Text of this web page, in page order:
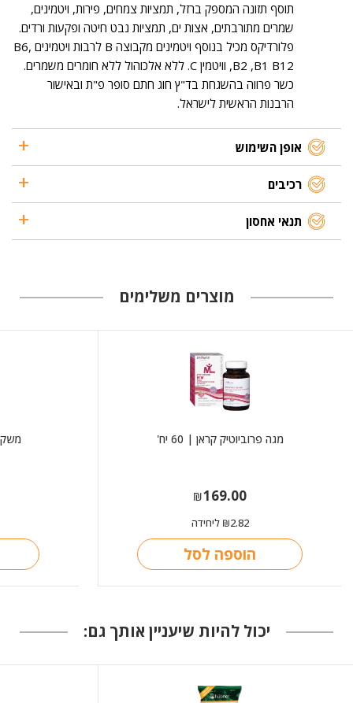
תוסף תזונה המספק ברזל, תמציות צמחים, פירות, ויטמינים,
שמרים מתורבתים, אצות ים, תמציות נבט חיטה ופקעות ורדים.
פלורדיקס מכיל בנוסף ויטמינים מקבוצה B לרבות ויטמינים ,B6
,B2 ,B1 B12 וויטמין C. ללא אלכוהול ללא חומרים משמרים.
כשר פרווה בהשגחת בד"ץ חוג חתם סופר פ"ת ובאישור
הרבנות הראשית לישראל.
אופן השימוש
רכיבים
תנאי אחסון
מוצרים משלימים
מגה פרוביוטיק קראן | 60 יח'
₪169.00
₪2.82 ליחידה
הוספה לסל
יכול להיות שיעניין אותך גם: